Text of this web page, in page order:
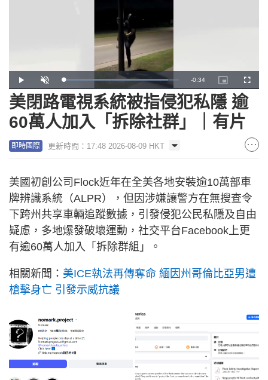
Play Unmute Loaded:
90.60%
Remaining
Time
-0:34
Picture-
in-
Picture
美閉路電視系統被指侵犯私隱 逾
60萬人加入「拆除社群」｜有片
即時國際 更新時間：17:48 2026-08-09 HKT
美國初創公司Flock近年在全美各地安裝逾10萬部車
牌辨識系統（ALPR），但因涉嫌讓警方在無搜查令
下跨州共享車輛追蹤數據，引發侵犯公民私隱及自由
疑慮，多地爆發破壞運動，社交平台Facebook上更
有逾60萬人加入「拆除群組」。
相關新聞： 美ICE執法再傳奪命 緬因州哥倫比亞男遭
槍擊身亡 引發示威抗議